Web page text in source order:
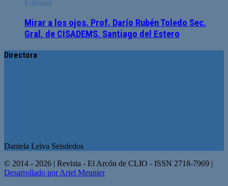
Editorial
Mirar a los ojos. Prof. Darío Rubén Toledo Sec.
Gral. de CISADEMS. Santiago del Estero
Directora
Daniela Leiva Seisdedos
© 2014 - 2026 | Revista - El Arcón de CLIO - ISSN 2718-7969 |
Desarrollado por Ariel Meunier